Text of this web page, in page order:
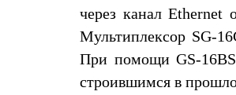
через канал Ethernet
Мультиплексор SG-
При помощи GS-
строившимся в